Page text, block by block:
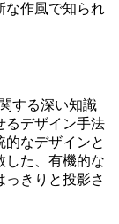
な作風で知られ
する深い知識
るデザイン手法
なデザインと
した、有機的な
っきりと投影さ